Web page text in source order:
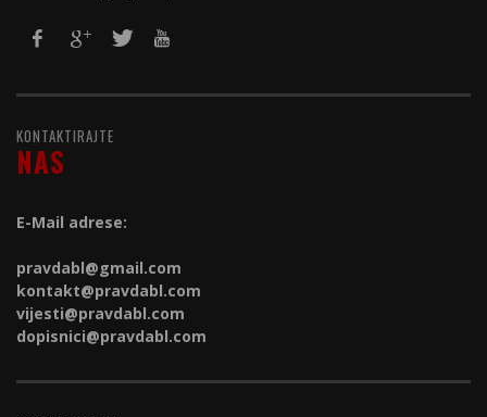
KONTAKTIRAJTE
NAS
E-Mail adrese:
pravdabl@gmail.com
kontakt@pravdabl.com
vijesti@pravdabl.com
dopisnici@pravdabl.com